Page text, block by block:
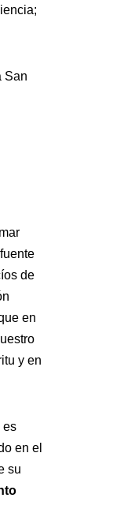
San
de
en
y en
es
en el
su